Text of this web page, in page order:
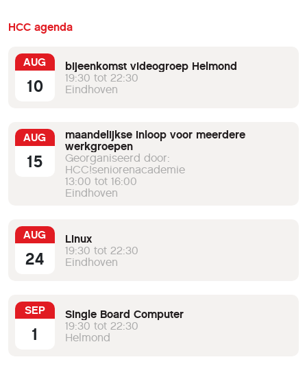
HCC agenda
AUG
10
bijeenkomst videogroep Helmond
19:30 tot 22:30
Eindhoven
AUG
15
maandelijkse inloop voor meerdere
werkgroepen
Georganiseerd door:
HCC!seniorenacademie
13:00 tot 16:00
Eindhoven
AUG
24
Linux
19:30 tot 22:30
Eindhoven
SEP
1
Single Board Computer
19:30 tot 22:30
Helmond